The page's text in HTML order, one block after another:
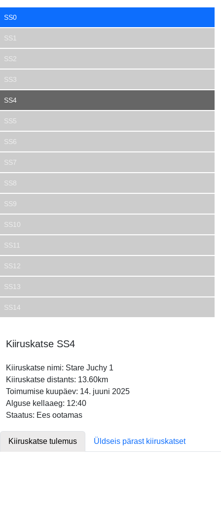
SS0
SS1
SS2
SS3
SS4
SS5
SS6
SS7
SS8
SS9
SS10
SS11
SS12
SS13
SS14
Kiiruskatse SS4
Kiiruskatse nimi: Stare Juchy 1
Kiiruskatse distants: 13.60km
Toimumise kuupäev: 14. juuni 2025
Alguse kellaaeg: 12:40
Staatus: Ees ootamas
Kiiruskatse tulemus Üldseis pärast kiiruskatset